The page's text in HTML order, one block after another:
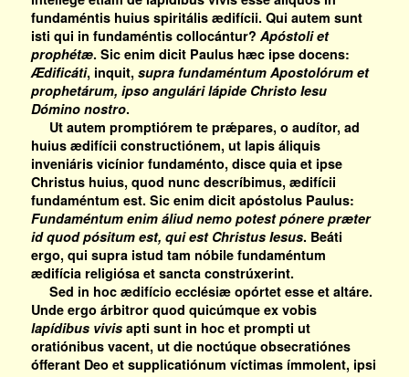
fundaméntis huius spiritális ædifícii. Qui autem sunt
isti qui in fundaméntis collocántur? Apóstoli et
prophétæ. Sic enim dicit Paulus hæc ipse docens:
Ædificáti, inquit, supra fundaméntum Apostolórum et
prophetárum, ipso angulári lápide Christo Iesu
Dómino nostro.
Ut autem promptiórem te prǽpares, o audítor, ad
huius ædifícii constructiónem, ut lapis áliquis
inveniáris vicínior fundaménto, disce quia et ipse
Christus huius, quod nunc descríbimus, ædifícii
fundaméntum est. Sic enim dicit apóstolus Paulus:
Fundaméntum enim áliud nemo potest pónere præter
id quod pósitum est, qui est Christus Iesus. Beáti
ergo, qui supra istud tam nóbile fundaméntum
ædifícia religiósa et sancta constrúxerint.
Sed in hoc ædifício ecclésiæ opórtet esse et altáre.
Unde ergo árbitror quod quicúmque ex vobis
lapídibus vivisapti sunt in hoc et prompti ut
oratiónibus vacent, ut die noctúque obsecratiónes
ófferant Deo et supplicatiónum víctimas ímmolent, ipsi